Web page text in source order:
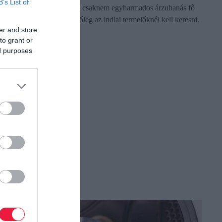
List of
and store
grant or
purposes
mélyponton áll jelenleg. A csaknem egyharmados árzuhanás fő
okát a délkelet-ázsiai, de főleg az indiai termelőknél kell keresni.